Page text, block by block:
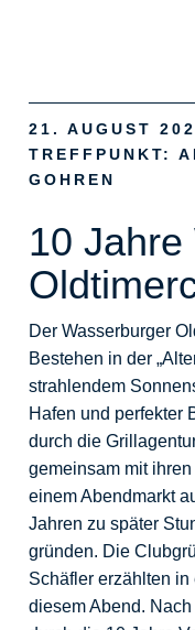
21. AUGUST
TREFFPUNKT:
GOHREN
10
Der Wasserburger
Bestehen in der
strahlendem
Hafen und perfekter
durch die
gemeinsam mit
einem Abendmarkt
Jahren zu später
gründen. Die
Schäfler erzählten
diesem Abend.